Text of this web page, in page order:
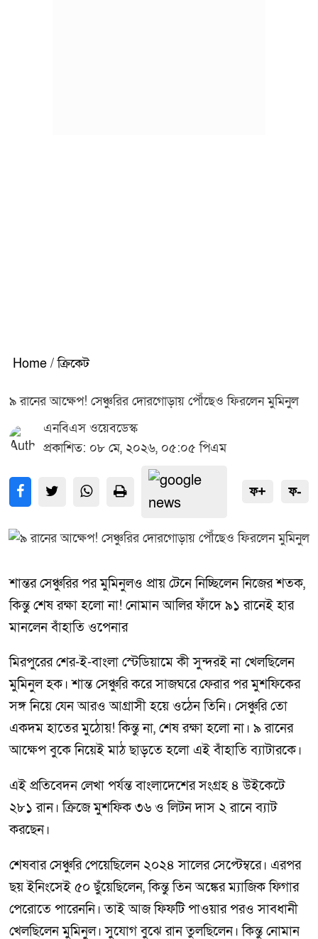
Home / ক্রিকেট
৯ রানের আক্ষেপ! সেঞ্চুরির দোরগোড়ায় পৌঁছেও ফিরলেন মুমিনুল
এনবিএস ওয়েবডেস্ক
প্রকাশিত: ০৮ মে, ২০২৬, ০৫:০৫ পিএম
ফ+ ফ-
শান্তর সেঞ্চুরির পর মুমিনুলও প্রায় টেনে নিচ্ছিলেন নিজের শতক,
কিন্তু শেষ রক্ষা হলো না! নোমান আলির ফাঁদে ৯১ রানেই হার
মানলেন বাঁহাতি ওপেনার
মিরপুরের শের-ই-বাংলা স্টেডিয়ামে কী সুন্দরই না খেলছিলেন
মুমিনুল হক। শান্ত সেঞ্চুরি করে সাজঘরে ফেরার পর মুশফিকের
সঙ্গ নিয়ে যেন আরও আগ্রাসী হয়ে ওঠেন তিনি। সেঞ্চুরি তো
একদম হাতের মুঠোয়! কিন্তু না, শেষ রক্ষা হলো না। ৯ রানের
আক্ষেপ বুকে নিয়েই মাঠ ছাড়তে হলো এই বাঁহাতি ব্যাটারকে।
এই প্রতিবেদন লেখা পর্যন্ত বাংলাদেশের সংগ্রহ ৪ উইকেটে
২৮১ রান। ক্রিজে মুশফিক ৩৬ ও লিটন দাস ২ রানে ব্যাট
করছেন।
শেষবার সেঞ্চুরি পেয়েছিলেন ২০২৪ সালের সেপ্টেম্বরে। এরপর
ছয় ইনিংসেই ৫০ ছুঁয়েছিলেন, কিন্তু তিন অঙ্কের ম্যাজিক ফিগার
পেরোতে পারেননি। তাই আজ ফিফটি পাওয়ার পরও সাবধানী
খেলছিলেন মুমিনুল। সুযোগ বুঝে রান তুলছিলেন। কিন্তু নোমান